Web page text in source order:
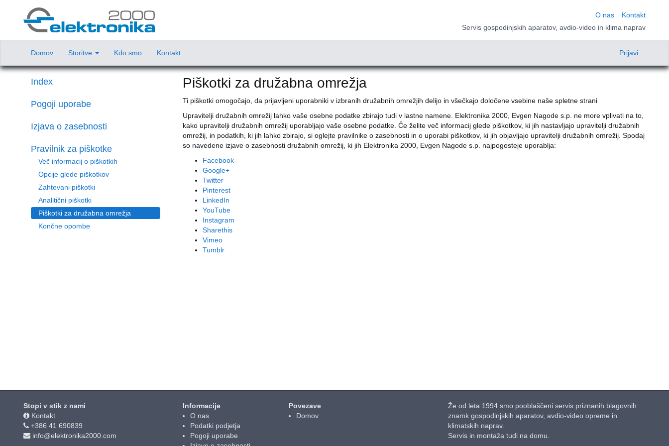
Kontakt
O nas
Servis gospodinjskih aparatov, avdio-video in klima naprav
Domov Storitve Kdo smo Kontakt Prijavi
Index
Pogoji uporabe
Izjava o zasebnosti
Pravilnik za piškotke
Več informacij o piškotkih
Opcije glede piškotkov
Zahtevani piškotki
Analitični piškotki
Piškotki za družabna omrežja
Končne opombe
Piškotki za družabna omrežja
Ti piškotki omogočajo, da prijavljeni uporabniki v izbranih družabnih omrežjih delijo in všečkajo določene vsebine naše spletne strani
Upravitelji družabnih omrežij lahko vaše osebne podatke zbirajo tudi v lastne namene. Elektronika 2000, Evgen Nagode s.p. ne more vplivati na to,
kako upravitelji družabnih omrežij uporabljajo vaše osebne podatke. Če želite več informacij glede piškotkov, ki jih nastavljajo upravitelji družabnih
omrežij, in podatkih, ki jih lahko zbirajo, si oglejte pravilnike o zasebnosti in o uporabi piškotkov, ki jih objavljajo upravitelji družabnih omrežij. Spodaj
so navedene izjave o zasebnosti družabnih omrežij, ki jih Elektronika 2000, Evgen Nagode s.p. najpogosteje uporablja:
Facebook
Google+
Twitter
Pinterest
LinkedIn
YouTube
Instagram
Sharethis
Vimeo
Tumblr
Stopi v stik z nami
Kontakt
+386 41 690839
info@elektronika2000.com
Informacije
O nas
Podatki podjetja
Pogoji uporabe
Povezave
Domov
Že od leta 1994 smo pooblaščeni servis priznanih blagovnih
znamk gospodinjskih aparatov, avdio-video opreme in
klimatskih naprav.
Servis in montaža tudi na domu.